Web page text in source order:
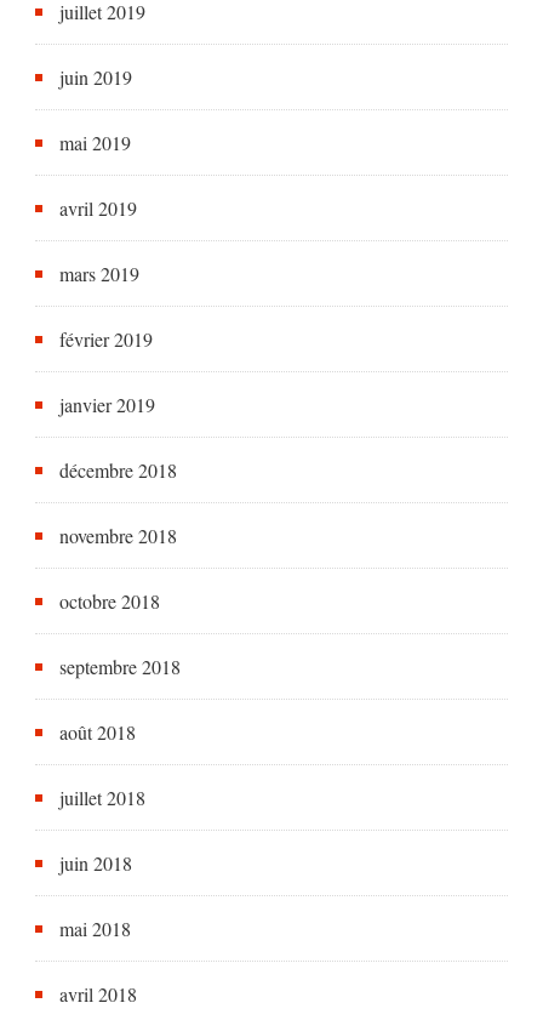
juillet 2019
juin 2019
mai 2019
avril 2019
mars 2019
février 2019
janvier 2019
décembre 2018
novembre 2018
octobre 2018
septembre 2018
août 2018
juillet 2018
juin 2018
mai 2018
avril 2018